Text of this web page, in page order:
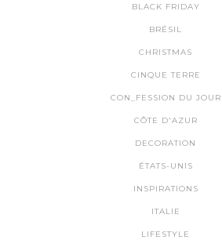
BLACK FRIDAY
BRÉSIL
CHRISTMAS
CINQUE TERRE
CON_FESSION DU JOUR
CÔTE D'AZUR
DECORATION
ÉTATS-UNIS
INSPIRATIONS
ITALIE
LIFESTYLE